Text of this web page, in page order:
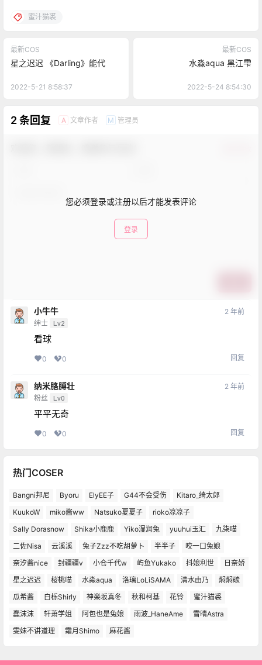
蜜汁猫裘
最新COS
星之迟迟 《Darling》能代
2022-5-21 8:58:37
最新COS
水淼aqua 黑江雫
2022-5-24 8:54:30
2 条回复 A 文章作者 M 管理员
您必须登录或注册以后才能发表评论
登录
小牛牛
绅士 Lv2
2 年前
看球
0 0 回复
纳米胳膊壮
粉丝 Lv0
2 年前
平平无奇
0 0 回复
热门COSER
Bangni邦尼 Byoru ElyEE子 G44不会受伤
Kitaro_绮太郎
KuukoW
miko酱ww Natsuko夏夏子
rioko凉凉子
Sally Dorasnow
Shika小鹿鹿 Yiko湿润兔 yuuhui玉汇
九柒喵
二佐Nisa
云溪溪 兔子Zzz不吃胡萝卜 半半子
咬一口兔娘
奈汐酱nice
封疆疆v 小仓千代w 屿鱼Yukako 抖娘利世
日奈娇
星之迟迟
桜桃喵 水淼aqua 洛璃LoLiSAMA 清水由乃
焖焖碳
瓜希酱
白栎Shirly 神楽坂真冬 秋和柯基 花铃
蜜汁猫裘
蠢沫沫
轩萧学姐 阿包也是兔娘 雨波_HaneAme
雪晴Astra
雯妹不讲道理
霜月Shimo 麻花酱